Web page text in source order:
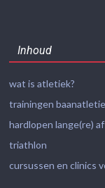
Inhoud
wat is atletiek?
trainingen
hardlopen lange(re)
triathlon
cursussen en clinics